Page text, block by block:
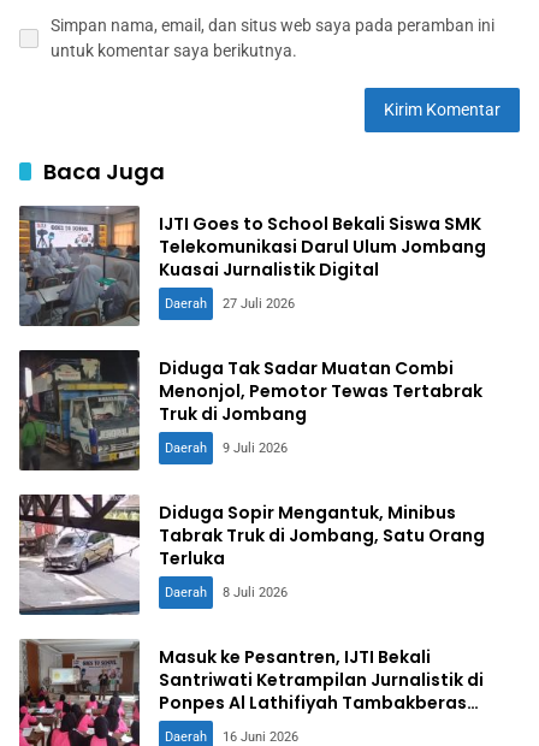
Simpan nama, email, dan situs web saya pada peramban ini
untuk komentar saya berikutnya.
Baca Juga
IJTI Goes to School Bekali Siswa SMK
Telekomunikasi Darul Ulum Jombang
Kuasai Jurnalistik Digital
Daerah 27 Juli 2026
Diduga Tak Sadar Muatan Combi
Menonjol, Pemotor Tewas Tertabrak
Truk di Jombang
Daerah 9 Juli 2026
Diduga Sopir Mengantuk, Minibus
Tabrak Truk di Jombang, Satu Orang
Terluka
Daerah 8 Juli 2026
Masuk ke Pesantren, IJTI Bekali
Santriwati Ketrampilan Jurnalistik di
Ponpes Al Lathifiyah Tambakberas
Jombang
Daerah 16 Juni 2026